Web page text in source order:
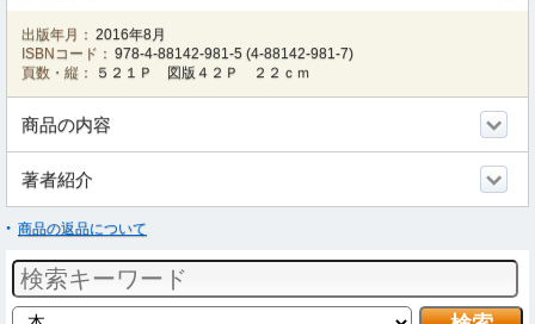
出版年月： 2016年8月
ISBNコード： 978-4-88142-981-5 (4-88142-981-7)
頁数・縦：
５２１Ｐ 図版４２Ｐ ２２ｃｍ
商品の内容
著者紹介
商品の返品について